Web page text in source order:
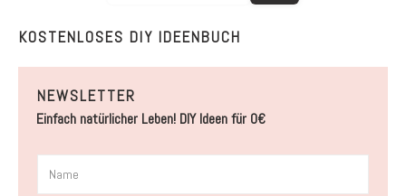
KOSTENLOSES DIY IDEENBUCH
NEWSLETTER
Einfach natürlicher Leben! DIY Ideen für 0€